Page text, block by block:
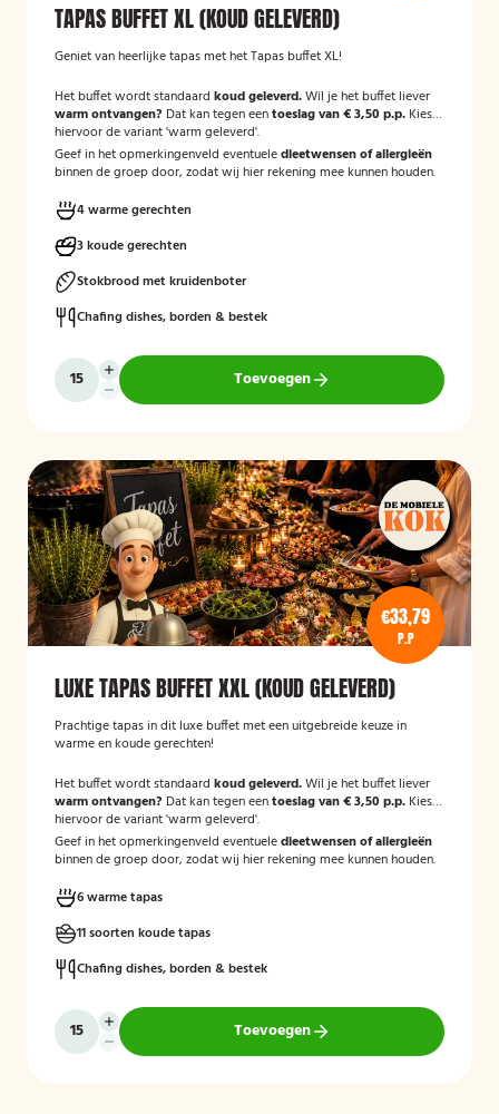
TAPAS BUFFET XL (KOUD GELEVERD)
Geniet van heerlijke tapas met het Tapas buffet XL!
Het buffet wordt standaard koud geleverd.Wil je het buffet liever
warm ontvangen? Dat kan tegen eentoeslag van € 3,50 p.p. Kies
hiervoor de variant 'warm geleverd'.
Geef in het opmerkingenveld eventueledieetwensen of allergieën
binnen de groep door, zodat wij hier rekening mee kunnen houden.
4 warme gerechten
3 koude gerechten
Stokbrood met kruidenboter
Chafing dishes, borden & bestek
Toevoegen
€33,79
P.P
LUXE TAPAS BUFFET XXL (KOUD GELEVERD)
Prachtige tapas in dit luxe buffet met een uitgebreide keuze in
warme en koude gerechten!
Het buffet wordt standaard koud geleverd.Wil je het buffet liever
warm ontvangen? Dat kan tegen eentoeslag van € 3,50 p.p. Kies
hiervoor de variant 'warm geleverd'.
Geef in het opmerkingenveld eventueledieetwensen of allergieën
binnen de groep door, zodat wij hier rekening mee kunnen houden.
6 warme tapas
11 soorten koude tapas
Chafing dishes, borden & bestek
Toevoegen